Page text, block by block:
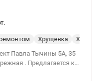
Хрущевка
Павла Тычины 5А, 35
. Предлагается к